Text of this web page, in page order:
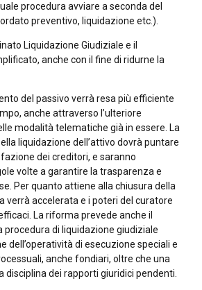
procedura avviare a seconda del
preventivo, liquidazione etc.).
Liquidazione Giudiziale e il
anche con il fine di ridurne la
del passivo verrà resa più efficiente
anche attraverso l’ulteriore
modalità telematiche già in essere. La
liquidazione dell’attivo dovrà puntare
dei creditori, e saranno
volte a garantire la trasparenza e
Per quanto attiene alla chiusura della
verrà accelerata e i poteri del curatore
La riforma prevede anche il
di liquidazione giudiziale
dell’operatività di esecuzione speciali e
anche fondiari, oltre che una
disciplina dei rapporti giuridici pendenti.